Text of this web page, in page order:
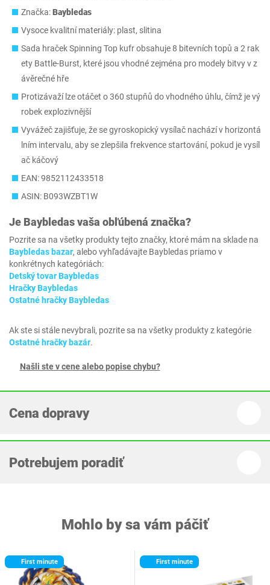
Značka:Baybledas
Vysoce kvalitní materiály: plast, slitina
Sada hraček Spinning Top kufr obsahuje 8 bitevních topů a 2 rak
ety Battle-Burst, které jsou vhodné zejména pro modely bitvy v z
ávěrečné hře
Protizávaží lze otáčet o 360 stupňů do vhodného úhlu, čímž je vý
robek explozivnější
Vyvážeč zajišťuje, že se gyroskopický vysílač nachází v horizontá
lním intervalu, aby se zlepšila frekvence startování, pokud je vysíl
ač káčový
EAN: 9852112433518
ASIN: B093WZBT1W
Je Baybledasvaša obľúbená značka?
Pozrite sa na všetky produkty tejto značky, ktoré mám na sklade na
Baybledas bazar, alebo vyhľadávajte Baybledas priamo v
konkrétnych kategóriách:
Detský tovar Baybledas
Hračky Baybledas
Ostatné hračky Baybledas
Ak ste si stále nevybrali, pozrite sa na všetky produkty z kategórie
Ostatné hračky bazár.
Našli ste v cene alebo popise chybu?
Cena dopravy
Potrebujem poradiť
Mohlo by sa vám páčiť
First minute First minute